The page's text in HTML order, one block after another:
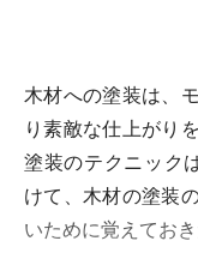
木材への塗装は、
り素敵な仕上がり
塗装のテクニック
けて、木材の塗装
いために覚えてお